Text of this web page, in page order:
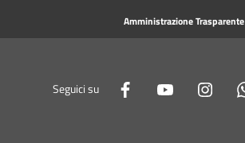
Amministrazione Trasparente
Seguici su